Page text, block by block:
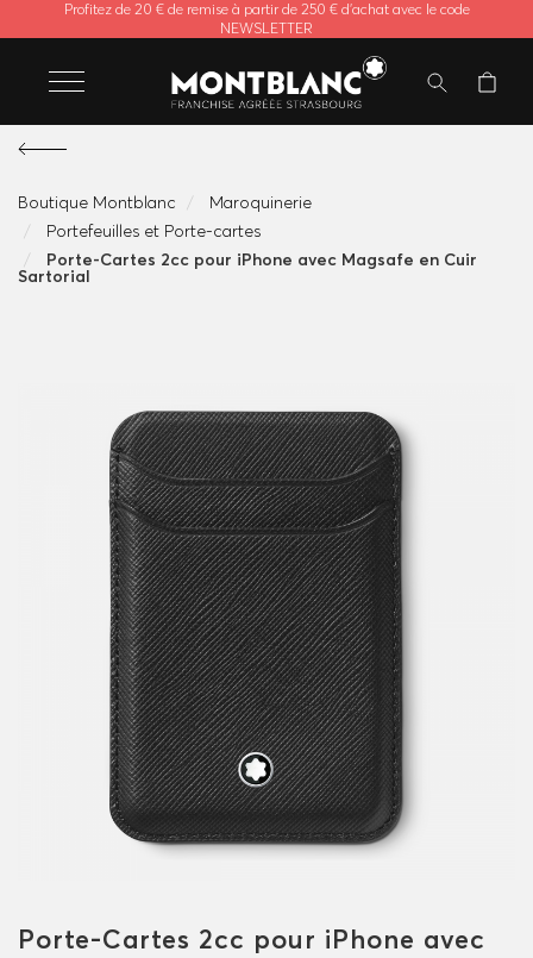
Profitez de 20 € de remise à partir de 250 € d'achat avec le code
NEWSLETTER
Boutique Montblanc
Maroquinerie
Portefeuilles et Porte-cartes
Porte-Cartes 2cc pour iPhone avec Magsafe en Cuir
Sartorial
Porte-Cartes 2cc pour iPhone avec